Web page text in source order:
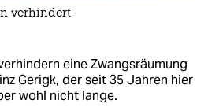
verhindert
eine Zwangsräumung
Gerigk, der seit 35 Jahren hier
wohl nicht lange.